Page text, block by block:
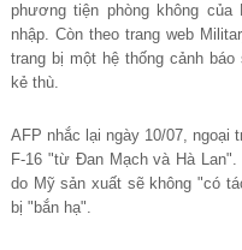
phương tiện phòng không
nhập. Còn theo trang web
trang bị một hệ thống cảnh
kẻ thù.
AFP nhắc lại ngày 10/07, ngoại
F-16 "từ Đan Mạch và Hà
do Mỹ sản xuất sẽ không "có
bị "bắn hạ".